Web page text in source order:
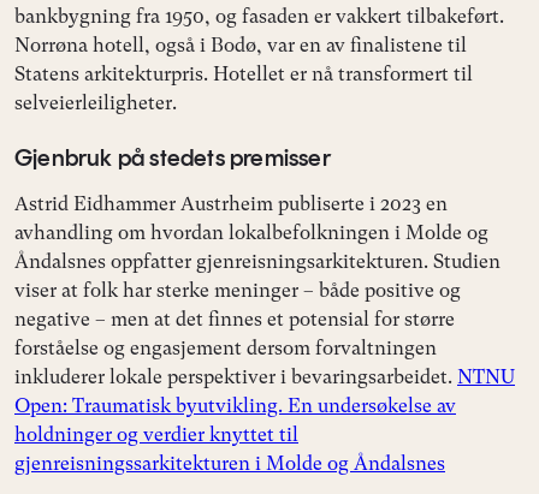
bankbygning fra 1950, og fasaden er vakkert tilbakeført.
Norrøna hotell, også i Bodø, var en av finalistene til
Statens arkitekturpris. Hotellet er nå transformert til
selveierleiligheter.
Gjenbruk på stedets premisser
Astrid Eidhammer Austrheim publiserte i 2023 en
avhandling om hvordan lokalbefolkningen i Molde og
Åndalsnes oppfatter gjenreisningsarkitekturen. Studien
viser at folk har sterke meninger – både positive og
negative – men at det finnes et potensial for større
forståelse og engasjement dersom forvaltningen
inkluderer lokale perspektiver i bevaringsarbeidet. NTNU
Open: Traumatisk byutvikling. En undersøkelse av
holdninger og verdier knyttet til
gjenreisningssarkitekturen i Molde og Åndalsnes